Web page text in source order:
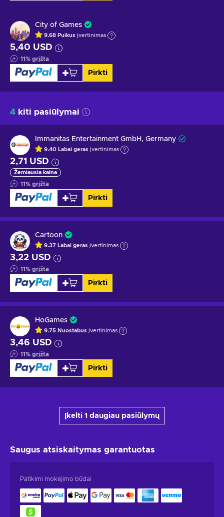
City of Games
9.68 Puikus įvertinimas
5,40 USD
11% grįžta
Pirkti
4 kiti pasiūlymai
Immanitas Entertainment GmbH, Germany
9.40 Labai geras įvertinimas
2,71 USD
Žemiausia kaina
11% grįžta
Pirkti
Cartoon
9.37 Labai geras įvertinimas
3,22 USD
11% grįžta
Pirkti
HoGames
9.75 Nuostabus įvertinimas
3,46 USD
11% grįžta
Pirkti
Įkelti 1 daugiau pasiūlymų
Saugus atsiskaitymas garantuotas
Patikimi mokėjimo būdai